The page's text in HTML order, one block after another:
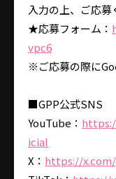
入力の上、ご応募
★応募フォーム：
vpc6
※ご応募の際に
■GPP公式SNS
YouTube：
icial
X： https://